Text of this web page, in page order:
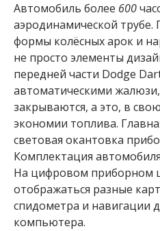
Автомобиль более 600
аэродинамической
формы колёсных арок и
не просто элементы
передней части Dodge
автоматическими
закрываются, а это, в
экономии топлива.
световая окантовка
Комплектация
На цифровом приборном
отображаться разные
спидометра и навигации
компьютера.